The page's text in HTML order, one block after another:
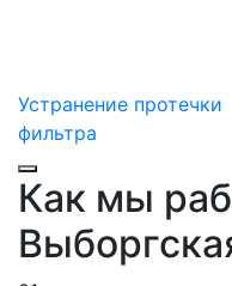
Устранение протечки
фильтра
Как мы